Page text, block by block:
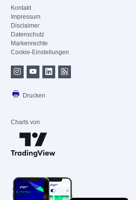
Kontakt
Impressum
Disclaimer
Datenschutz
Markenrechte
Cookie-Einstellungen
Drucken
Charts von